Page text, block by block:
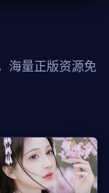
海量正版资源免